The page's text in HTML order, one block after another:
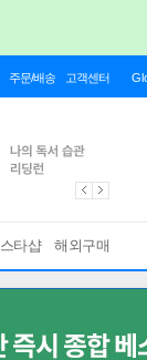
주문/배송 고객센터
스타샵 해외구매